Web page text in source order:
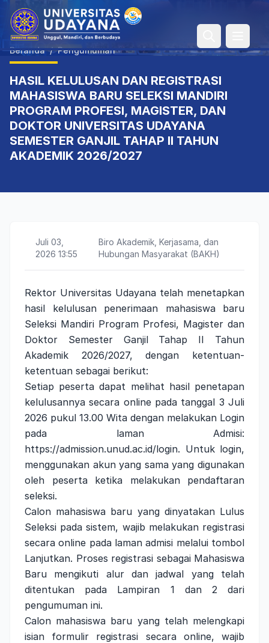
Beranda / Pengumuman
HASIL KELULUSAN DAN REGISTRASI
MAHASISWA BARU SELEKSI MANDIRI
PROGRAM PROFESI, MAGISTER, DAN
DOKTOR UNIVERSITAS UDAYANA
SEMESTER GANJIL TAHAP II TAHUN
AKADEMIK 2026/2027
Juli 03,
2026 13:55
Biro Akademik, Kerjasama, dan
Hubungan Masyarakat (BAKH)
Rektor Universitas Udayana telah menetapkan
hasil kelulusan penerimaan mahasiswa baru
Seleksi Mandiri Program Profesi, Magister dan
Doktor Semester Ganjil Tahap II Tahun
Akademik 2026/2027, dengan ketentuan-
ketentuan sebagai berikut:
Setiap peserta dapat melihat hasil penetapan
kelulusannya secara online pada tanggal 3 Juli
2026 pukul 13.00 Wita dengan melakukan Login
pada laman Admisi:
https://admission.unud.ac.id/login. Untuk login,
menggunakan akun yang sama yang digunakan
oleh peserta ketika melakukan pendaftaran
seleksi.
Calon mahasiswa baru yang dinyatakan Lulus
Seleksi pada sistem, wajib melakukan registrasi
secara online pada laman admisi melalui tombol
Lanjutkan. Proses registrasi sebagai Mahasiswa
Baru mengikuti alur dan jadwal yang telah
ditentukan pada Lampiran 1 dan 2 dari
pengumuman ini.
Calon mahasiswa baru yang telah melengkapi
isian formulir registrasi secara online, wajib